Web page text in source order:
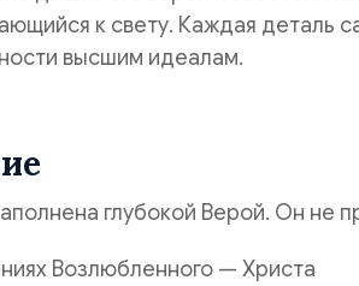
к свету. Каждая деталь
высшим идеалам.
глубокой Верой. Он не
Возлюбленного — Христа